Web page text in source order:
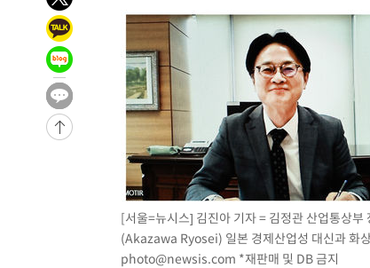
-24483초 전 >
[속보] 7월 중국 수출 23.9%↑ 수입 27.5%↑…무
25.3%↑
-21643초 전 >
[속보]'채상병 순직 책임' 임성근, 항소심도 징역 3년
-21509초 전 >
[속보]종합특검, '관저이전 봐주기 감사' 유병호 구속
-18109초 전 >
민주 콩고 에볼라환자 4천명 돌파, 4053명 발생
-17359초 전 >
[속보]'300억원대 사기 혐의' 차가원 대표 구속 송치
"미 전국적 살모네라 식중독 원인은 멕시코산 할라
[속보]경찰·노동부, HL만도 평택사업장 끼임 사망
[속보]합수본, '투표율 허위 입력' 중앙·서울·경기
[속보]원·달러 환율, 오전 9시 1423.8원
[속보]삼성전자·SK하이닉스 동반 강보합…1%대
[서울=뉴시스] 김진아 기자 = 김정관 산업통상
(Akazawa Ryosei) 일본 경제산업성 대신과 화
photo@newsis.com *재판매 및 DB 금지